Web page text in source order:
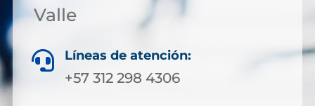
Valle
 Líneas de atención:
+57 312 298 4306